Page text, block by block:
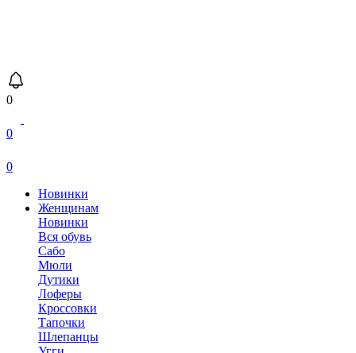
0
0
0
Новинки
Женщинам
Новинки
Вся обувь
Сабо
Мюли
Дутики
Лоферы
Кроссовки
Тапочки
Шлепанцы